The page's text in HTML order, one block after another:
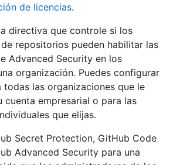
de licencias.
directiva que controle si los
repositorios pueden habilitar las
Advanced Security en los
organización. Puedes configurar
todas las organizaciones que le
cuenta empresarial o para las
que elijas.
Secret Protection, GitHub Code
Advanced Security para una